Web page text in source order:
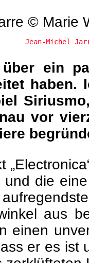
Jean-Michel
ein
vor
die
aus
einen
er es ist